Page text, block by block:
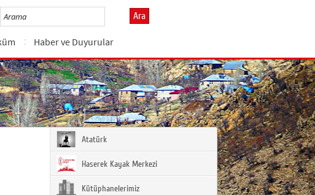
Ara
Haber ve Duyurular
Atatürk
Haserek Kayak Merkezi
Kütüphanelerimiz